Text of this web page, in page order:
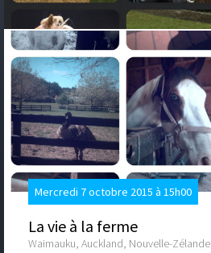
Mercredi 7 octobre 2015 à 15h00
La vie à la ferme
Waimauku, Auckland, Nouvelle-Zélande